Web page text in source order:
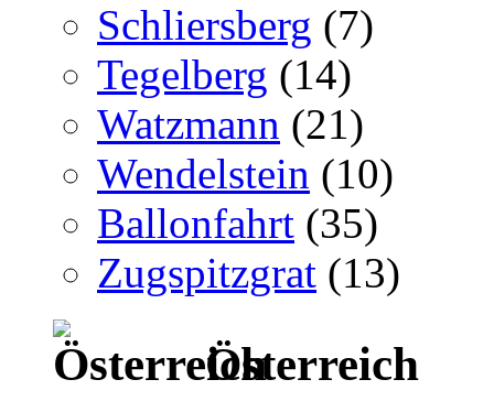
Schliersberg (7)
Tegelberg (14)
Watzmann (21)
Wendelstein (10)
Ballonfahrt (35)
Zugspitzgrat (13)
Österreich